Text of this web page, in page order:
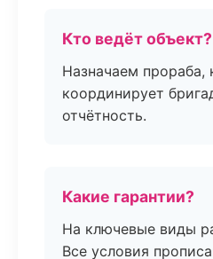
Кто ведёт объект?
Назначаем прораба,
координирует
отчётность.
Какие гарантии?
На ключевые виды
Все условия